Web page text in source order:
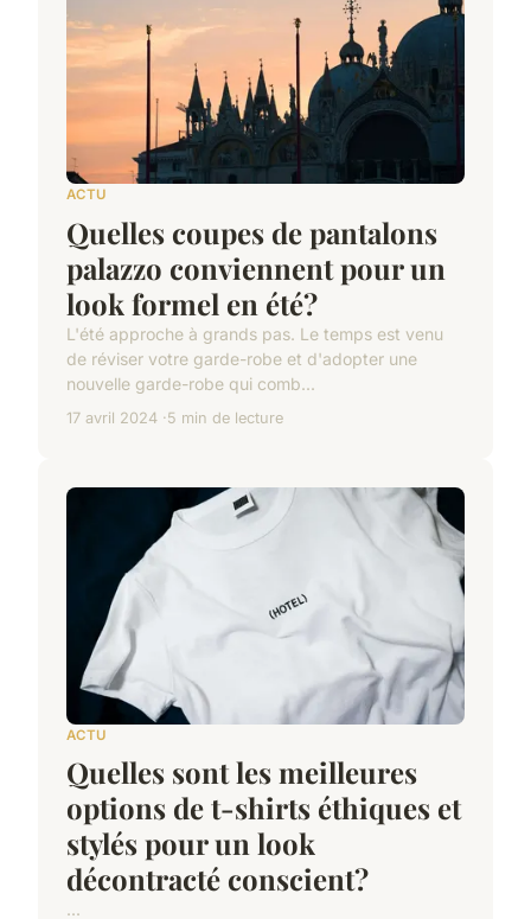
ACTU
Quelles coupes de pantalons
palazzo conviennent pour un
look formel en été?
L'été approche à grands pas. Le temps est venu
de réviser votre garde-robe et d'adopter une
nouvelle garde-robe qui comb...
17 avril 2024 5 min de lecture
ACTU
Quelles sont les meilleures
options de t-shirts éthiques et
stylés pour un look
décontracté conscient?
...